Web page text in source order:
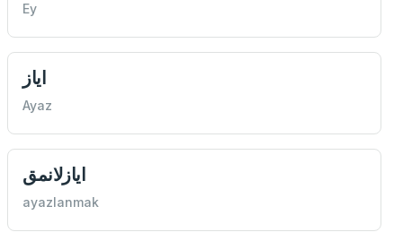
Ey
اياز
Ayaz
ايازلانمق
ayazlanmak